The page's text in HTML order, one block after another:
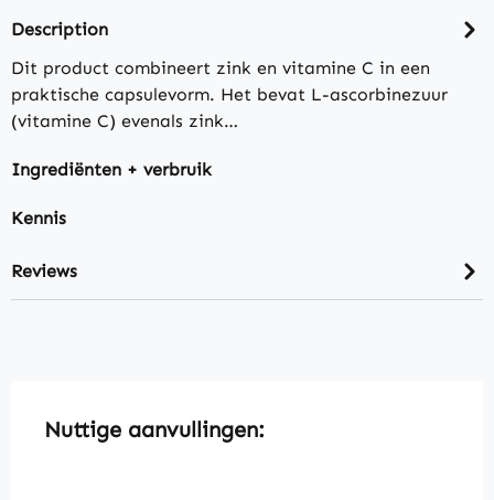
Description
Dit product combineert zink en vitamine C in een
praktische capsulevorm. Het bevat L-ascorbinezuur
(vitamine C) evenals zink…
Ingrediënten + verbruik
Kennis
Reviews
Skip product gallery
Nuttige aanvullingen: